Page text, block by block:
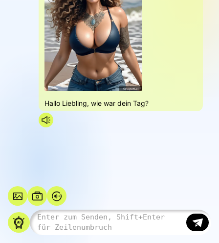
Hallo Liebling, wie war dein Tag?